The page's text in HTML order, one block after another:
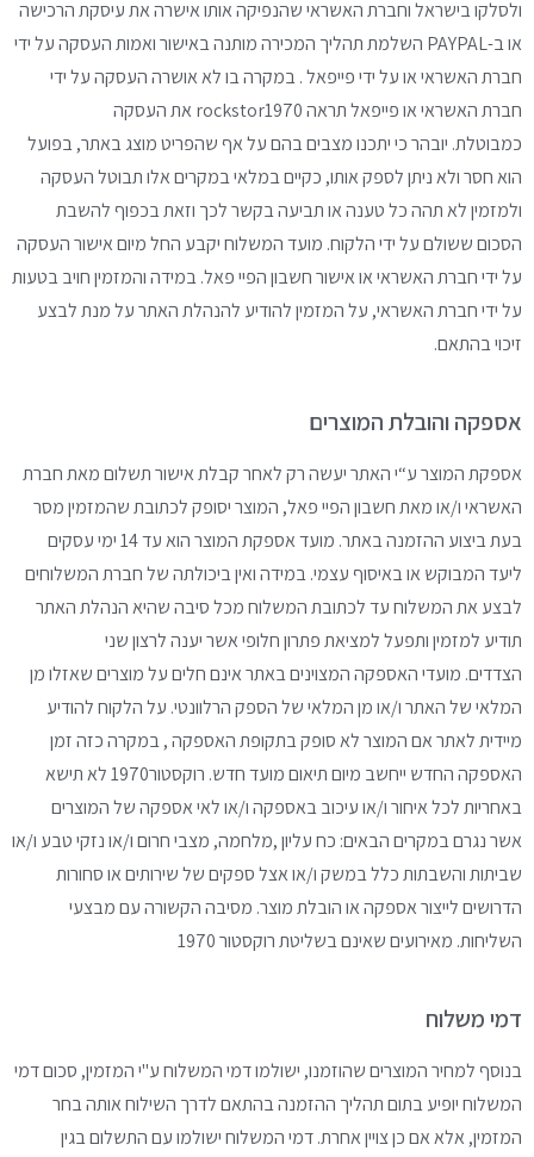
ולסלקו בישראל וחברת האשראישהנפיקה אותו אישרה את עיסקת הרכישה
או ב-PAYPAL
השלמת תהליך המכירה מותנה באישור ואמות העסקה עלידי
חברת האשראי או על ידי פייפאל .במקרה בו לא אושרה העסקה על ידי
חברתהאשראי או פייפאל תראה rockstor1970 את
העסקה
כמבוטלת. יובהר כי יתכנו מצבים בהם על אף שהפריט מוצג באתר, בפועל
הוא חסר ולא ניתן לספק אותו, כקיים במלאיבמקרים אלו תבוטל העסקה
ולמזמין לא תהה כל טענהאו תביעה בקשר לכך וזאת בכפוף להשבת
הסכוםששולם על ידי הלקוח. מועד המשלוח יקבע החל מיום אישור העסקה
על ידי חברתהאשראי או אישור חשבון הפיי פאל.במידה והמזמין חויב בטעות
על ידי חברת האשראי, עלהמזמין להודיע להנהלת האתר על מנת לבצע
זיכוי בהתאם.
אספקה והובלת המוצרים
אספקת המוצר ע“י האתר יעשה רק לאחר קבלתאישור תשלום מאת חברת
האשראי ו/או מאת חשבוןהפיי פאל, המוצר יסופק לכתובת שהמזמין מסר
בעתביצוע ההזמנה באתר.
מועד אספקת המוצר הוא עד 14 ימי עסקים
ליעד המבוקש או באיסוף עצמי.במידה ואין ביכולתה של חברת המשלוחים
לבצע אתהמשלוח עד לכתובת המשלוח מכל סיבה שהיא הנהלתהאתר
תודיע למזמין ותפעל למציאת פתרון חלופי אשריענה לרצון שני
הצדדים. מועדי האספקה המצוינים באתר אינם חלים עלמוצרים שאזלו מן
המלאי של האתר ו/או מן המלאישל הספק הרלוונטי. על הלקוח להודיע
מיידית לאתר אם המוצר לא סופקבתקופת האספקה , במקרה כזה זמן
האספקה החדש ייחשב מיום תיאום מועד חדש.
רוקסטור1970 לא תישא
באחריות לכל איחור ו/אועיכוב באספקה ו/או לאי אספקה של המוצרים
אשרנגרם במקרים הבאים: כח עליון ,מלחמה, מצבי חרום ו/או נזקי טבע ו/או
שביתותוהשבתות כלל במשק ו/או אצל ספקים של שירותים אוסחורות
הדרושים לייצור אספקה או הובלת מוצר. מסיבה הקשורה עם מבצעי
השליחות. מאירועים שאינם בשליטת רוקסטור 1970
דמי משלוח
בנוסף למחיר המוצרים שהוזמנו, ישולמו דמי המשלוחע"י המזמין, סכום דמי
המשלוח יופיע בתום תהליך ההזמנה בהתאם לדרך השילוח אותה בחר
המזמין, אלאאם כן צויין אחרת.דמי המשלוח ישולמו עם התשלום בגין